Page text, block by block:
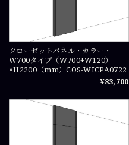
クローゼットパネル・カラー・
W700タイプ（W700+W120）
×H2200（mm）COS-WICPA0722
¥83,700